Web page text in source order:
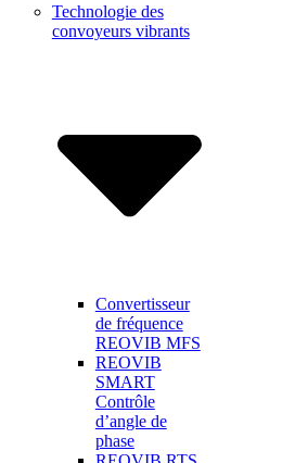
Technologie des
convoyeurs vibrants
Convertisseur
de fréquence
REOVIB MFS
REOVIB
SMART
Contrôle
d’angle de
phase